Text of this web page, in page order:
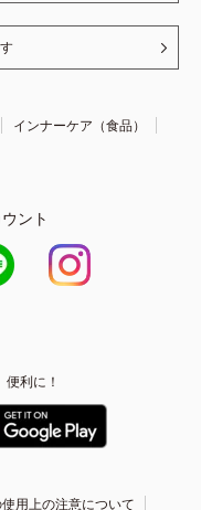
インナーケア（食品）
ント
利に！
用上の注意について